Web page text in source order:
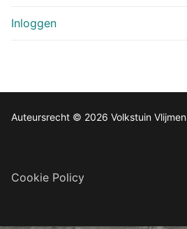
Inloggen
Auteursrecht © 2026 Volkstuin Vlijmen
Cookie Policy